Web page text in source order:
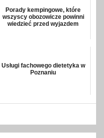
Porady kempingowe, które
wszyscy obozowicze powinni
wiedzieć przed wyjazdem
Usługi fachowego dietetyka w
Poznaniu